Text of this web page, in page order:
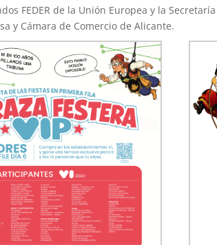
FEDER de la Unión Europea y la
y Cámara de Comercio de Alicante.